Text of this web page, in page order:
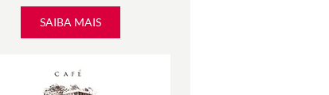
SAIBA MAIS